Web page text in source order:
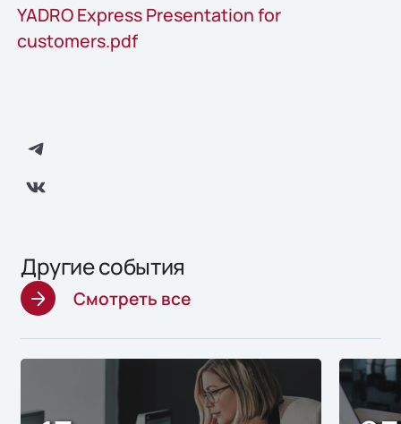
YADRO Express Presentation for
customers.pdf
Другие события
Смотреть все